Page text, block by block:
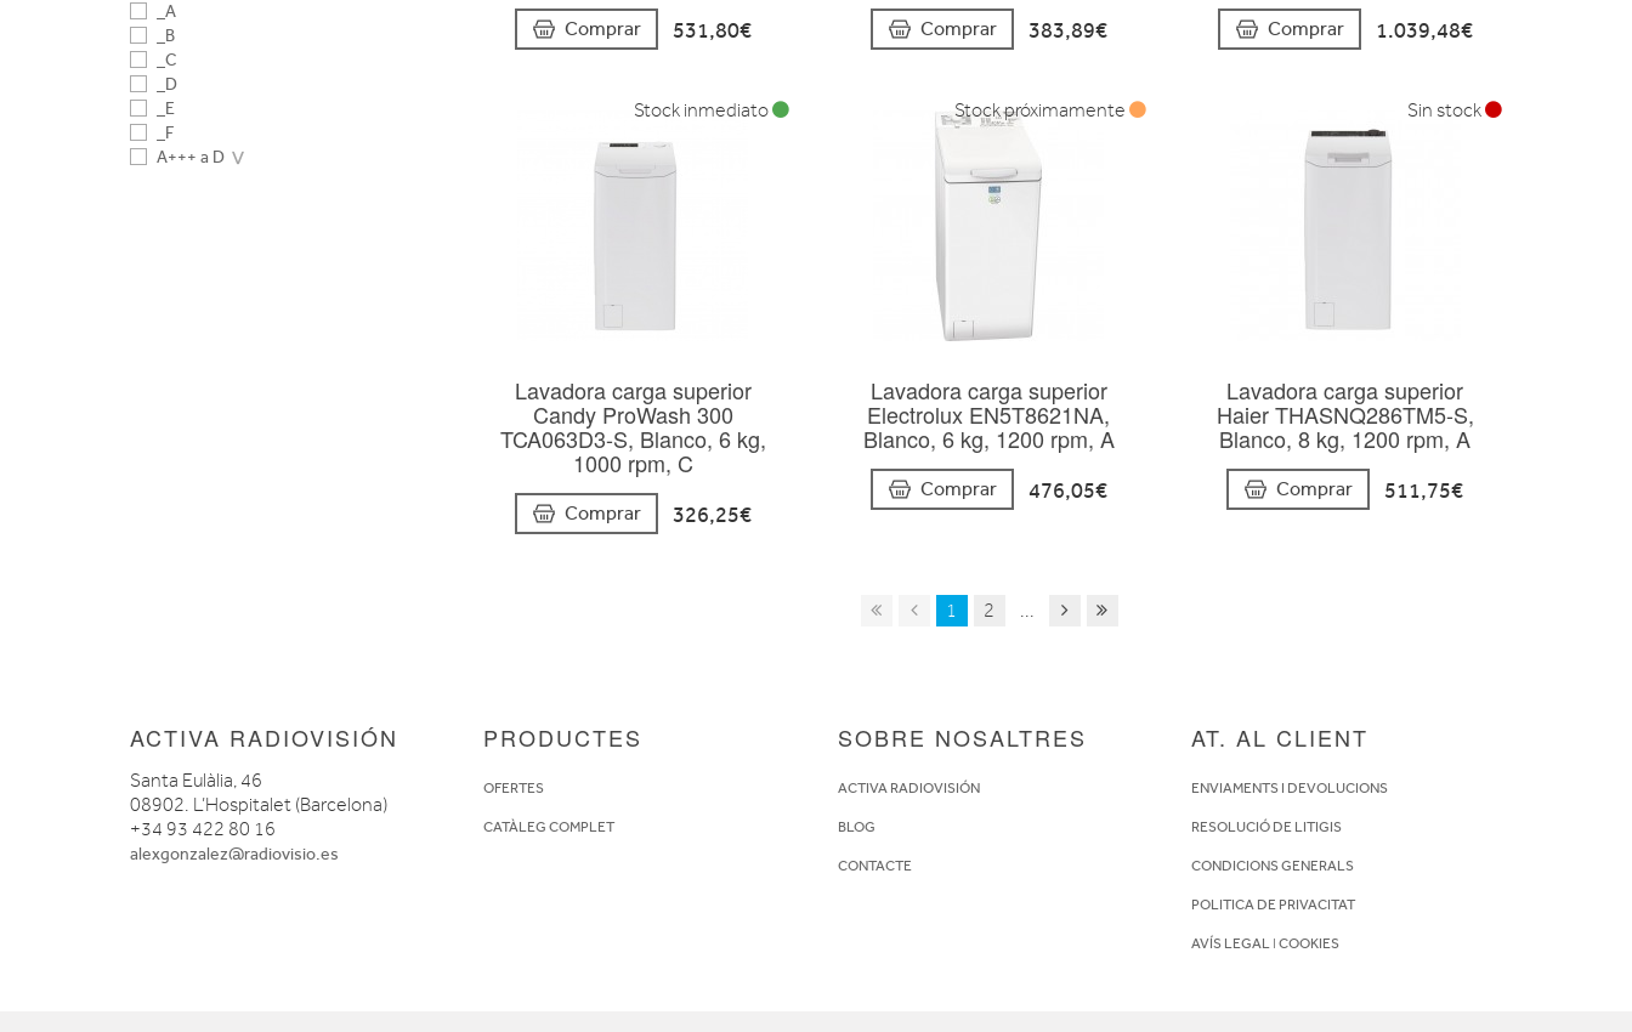
_A
_B
_C
_D
_E
_F
A+++ a D
Comprar 531,80€ Comprar 383,89€ Comprar 1.039,48€
Lavadora carga superior
Candy ProWash 300
TCA063D3-S, Blanco, 6 kg,
1000 rpm, C
Comprar 326,25€
Stock inmediato
Lavadora carga superior
Electrolux EN5T8621NA,
Blanco, 6 kg, 1200 rpm, A
Comprar 476,05€
Stock próximamente
Lavadora carga superior
Haier THASNQ286TM5-S,
Blanco, 8 kg, 1200 rpm, A
Comprar 511,75€
Sin stock
1 2 ...
ACTIVA RADIOVISIÓN
Santa Eulàlia, 46
08902. L’Hospitalet (Barcelona)
+34 93 422 80 16
alexgonzalez@radiovisio.es
PRODUCTES
OFERTES
CATÀLEG COMPLET
SOBRE NOSALTRES
ACTIVA RADIOVISIÓN
BLOG
CONTACTE
AT. AL CLIENT
ENVIAMENTS I DEVOLUCIONS
RESOLUCIÓ DE LITIGIS
CONDICIONS GENERALS
POLITICA DE PRIVACITAT
AVÍS LEGALI COOKIES